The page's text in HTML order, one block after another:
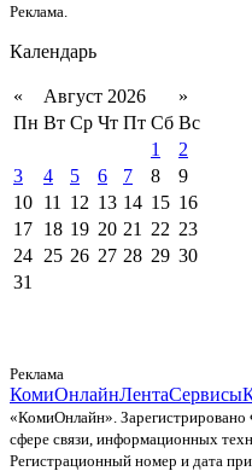
Реклама.
Календарь
« Август 2026
»
Пн Вт Ср Чт Пт Сб Вс
1
2
3
4 5 6 7 8
9
10 11 12 13 14 15 16
17 18 19 20 21 22 23
24 25 26 27 28 29 30
31
Реклама
КомиОнлайнЛентаСервисы
«КомиОнлайн».
сфере связи, информационных
Регистрационный номер и дата